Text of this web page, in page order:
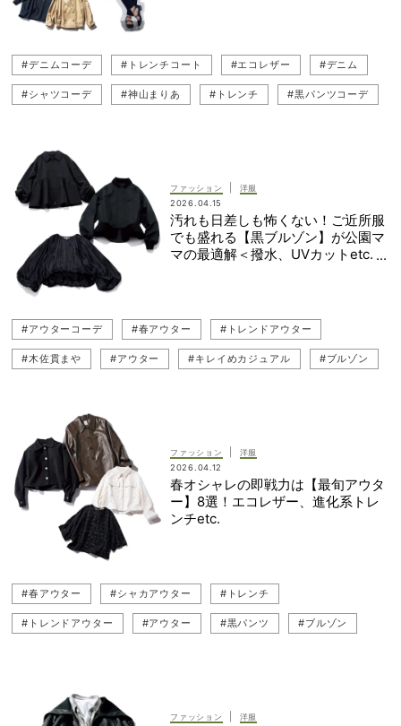
#送迎 #通勤コーデ
#THIRD MAGAZINE（サードマガジン） #子連れコーデ
#春コーデ #公園コーデ（公園ファッション） #パンツコーデ
#デニムコーデ #トレンチコート #エコレザー #デニム
#シャツコーデ #神山まりあ #トレンチ #黒パンツコーデ
#黒パンツ
#トレンドアウター ファッション
洋服
2026.04.15
汚れも日差しも怖くない！ご近所服
でも盛れる【黒ブルゾン】が公園マ
マの最適解＜撥水、UVカットetc.＞
#アウターコーデ #春アウター #トレンドアウター
#木佐貫まや #アウター #キレイめカジュアル #ブルゾン
#スカートコーデ
ファッション
洋服
2026.04.12
春オシャレの即戦力は【最旬アウタ
ー】8選！エコレザー、進化系トレ
ンチetc.
#春アウター #シャカアウター #トレンチ
#トレンドアウター #アウター #黒パンツ #ブルゾン
ファッション
洋服